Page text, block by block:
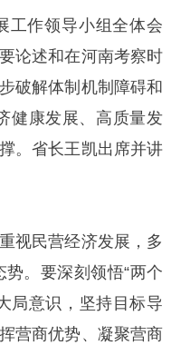
工作领导小组全体会
论述和在河南考察时
破解体制机制障碍和
健康发展、高质量发
。省长王凯出席并讲
视民营经济发展，多
。要深刻领悟“两个
局意识，坚持目标导
营商优势、凝聚营商